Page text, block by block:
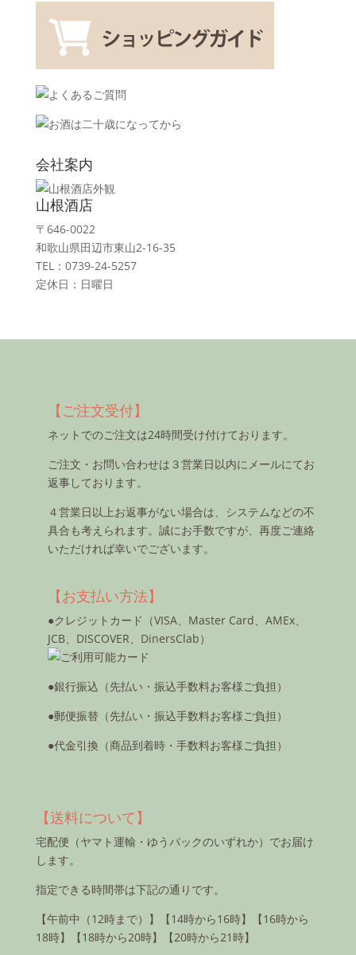
会社案内
山根酒店
〒646-0022
和歌山県田辺市東山2-16-35
TEL：0739-24-5257
定休日：日曜日
【ご注文受付】
ネットでのご注文は24時間受け付けております。
ご注文・お問い合わせは３営業日以内にメールにてお
返事しております。
４営業日以上お返事がない場合は、システムなどの不
具合も考えられます。誠にお手数ですが、再度ご連絡
いただければ幸いでございます。
【お支払い方法】
●クレジットカード（VISA、Master Card、AMEx、
JCB、DISCOVER、DinersClab）
●銀行振込（先払い・振込手数料お客様ご負担）
●郵便振替（先払い・振込手数料お客様ご負担）
●代金引換（商品到着時・手数料お客様ご負担）
【送料について】
宅配便（ヤマト運輸・ゆうパックのいずれか）でお届け
します。
指定できる時間帯は下記の通りです。
【午前中（12時まで）】【14時から16時】【16時から
18時】【18時から20時】【20時から21時】